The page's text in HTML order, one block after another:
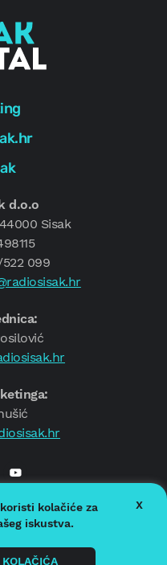
d.o.o
Sisak
099
Sisakkolačiće za
iskustva.
X